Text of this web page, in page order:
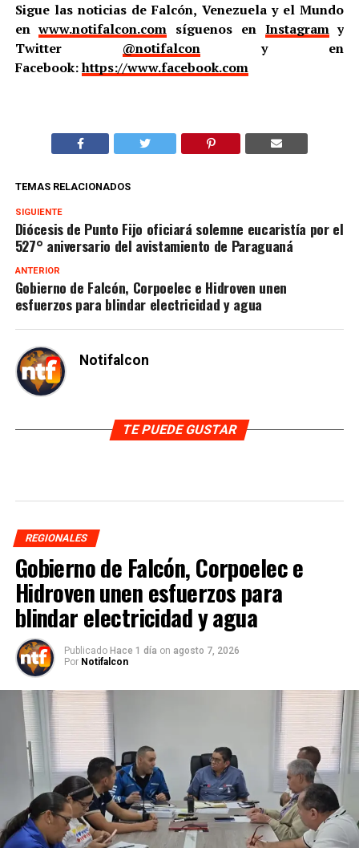
Sigue las noticias de Falcón, Venezuela y el Mundo
enwww.notifalcon.com síguenos en Instagramy
Twitter @notifalcony en
Facebook:https://www.facebook.com
TEMAS RELACIONADOS
SIGUIENTE
Diócesis de Punto Fijo oficiará solemne eucaristía por el
527° aniversario del avistamiento de Paraguaná
ANTERIOR
Gobierno de Falcón, Corpoelec e Hidroven unen
esfuerzos para blindar electricidad y agua
Notifalcon
TE PUEDE GUSTAR
REGIONALES
Gobierno de Falcón, Corpoelec e
Hidroven unen esfuerzos para
blindar electricidad y agua
Publicado Hace 1 día on agosto 7, 2026
Por Notifalcon